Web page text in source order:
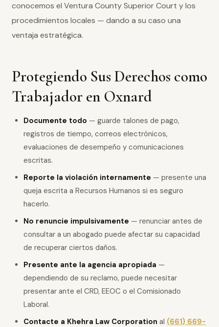
conocemos el Ventura County Superior Court y los
procedimientos locales — dando a su caso una
ventaja estratégica.
Protegiendo Sus Derechos como
Trabajador en Oxnard
Documente todo — guarde talones de pago,
registros de tiempo, correos electrónicos,
evaluaciones de desempeño y comunicaciones
escritas.
Reporte la violación internamente — presente una
queja escrita a Recursos Humanos si es seguro
hacerlo.
No renuncie impulsivamente — renunciar antes de
consultar a un abogado puede afectar su capacidad
de recuperar ciertos daños.
Presente ante la agencia apropiada —
dependiendo de su reclamo, puede necesitar
presentar ante el CRD, EEOC o el Comisionado
Laboral.
Contacte a Khehra Law Corporation al (661) 669-